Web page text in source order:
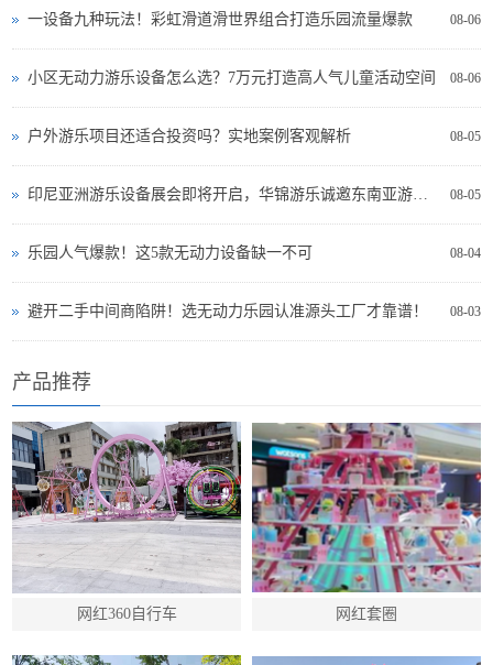
08-06
一设备九种玩法！彩虹滑道滑世界组合打造乐园流量爆款
08-06
小区无动力游乐设备怎么选？7万元打造高人气儿童活动空间
08-05
户外游乐项目还适合投资吗？实地案例客观解析
08-05
印尼亚洲游乐设备展会即将开启，华锦游乐诚邀东南亚游乐投资者现场交流
08-04
乐园人气爆款！这5款无动力设备缺一不可
08-03
避开二手中间商陷阱！选无动力乐园认准源头工厂才靠谱！
产品推荐
网红360自行车 网红套圈